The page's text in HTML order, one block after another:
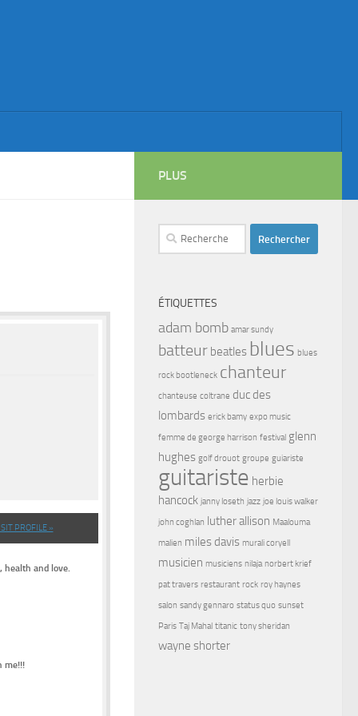
PROFILE »
and love.
me!!!
PLUS
Rechercher :
ÉTIQUETTES
adam bomb amar sundy
batteur beatles blues blues
rock bootleneck chanteur
chanteuse coltrane duc des
lombards erick bamy expo music
femme de george harrison festival glenn
hughes golf drouot groupe guiariste
guitariste herbie
hancock janny loseth jazz joe louis walker
john coghlan luther allison Maalouma
malien miles davis murali coryell
musicien musiciens nilaja norbert krief
pat travers restaurant rock roy haynes
salon sandy gennaro status quo sunset
Paris Taj Mahal titanic tony sheridan
wayne shorter